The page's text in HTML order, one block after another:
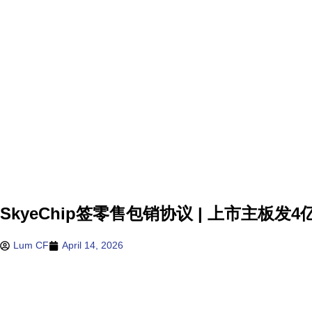
SkyeChip签零售包销协议 | 上市主板发4
Lum CF April 14, 2026